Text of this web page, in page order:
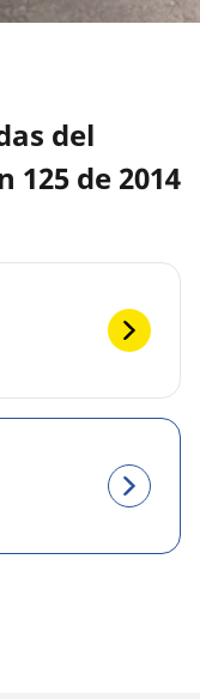
del
125 de 2014